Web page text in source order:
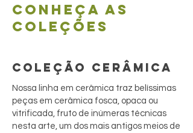
Conheça as
coleções
COLEÇÃO CERÂMICA
Nossa linha em cerâmica traz belíssimas
peças em cerâmica fosca, opaca ou
vitrificada, fruto de inúmeras técnicas
nesta arte, um dos mais antigos meios de